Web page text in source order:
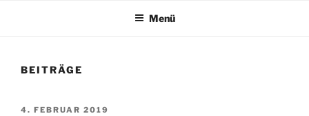
Menü
BEITRÄGE
VERÖFFENTLICHT
4. FEBRUAR 2019